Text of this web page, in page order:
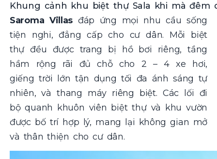
Khung cảnh khu biệt thự Sala khi mà đêm
Saroma Villas đáp ứng mọi nhu cầu sống
tiện nghi, đẳng cấp cho cư dân. Mỗi biệt
thự đều được trang bị hồ bơi riêng, tầng
hầm rộng rãi đủ chỗ cho 2 – 4 xe hơi,
giếng trời lớn tận dụng tối đa ánh sáng tự
nhiên, và thang máy riêng biệt. Các lối đi
bộ quanh khuôn viên biệt thự và khu vườn
được bố trí hợp lý, mang lại không gian mở
và thân thiện cho cư dân.